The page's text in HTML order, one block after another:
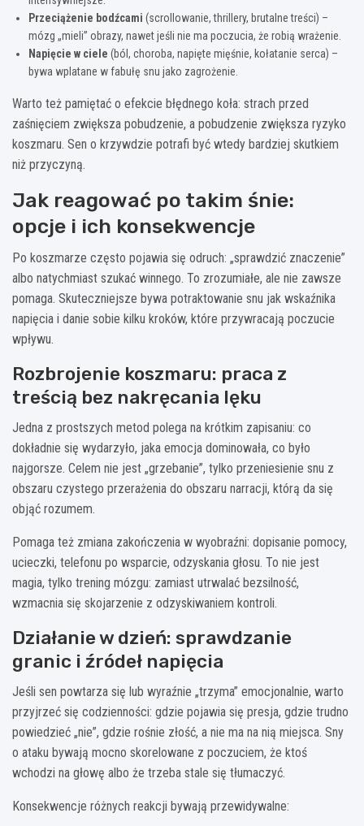
Przeciążenie bodźcami (scrollowanie, thrillery, brutalne treści) –
mózg „mieli” obrazy, nawet jeśli nie ma poczucia, że robią wrażenie.
Napięcie w ciele (ból, choroba, napięte mięśnie, kołatanie serca) –
bywa wplatane w fabułę snu jako zagrożenie.
Warto też pamiętać o efekcie błędnego koła: strach przed
zaśnięciem zwiększa pobudzenie, a pobudzenie zwiększa ryzyko
koszmaru. Sen o krzywdzie potrafi być wtedy bardziej skutkiem
niż przyczyną.
Jak reagować po takim śnie:
opcje i ich konsekwencje
Po koszmarze często pojawia się odruch: „sprawdzić znaczenie”
albo natychmiast szukać winnego. To zrozumiałe, ale nie zawsze
pomaga. Skuteczniejsze bywa potraktowanie snu jak wskaźnika
napięcia i danie sobie kilku kroków, które przywracają poczucie
wpływu.
Rozbrojenie koszmaru: praca z
treścią bez nakręcania lęku
Jedna z prostszych metod polega na krótkim zapisaniu: co
dokładnie się wydarzyło, jaka emocja dominowała, co było
najgorsze. Celem nie jest „grzebanie”, tylko przeniesienie snu z
obszaru czystego przerażenia do obszaru narracji, którą da się
objąć rozumem.
Pomaga też zmiana zakończenia w wyobraźni: dopisanie pomocy,
ucieczki, telefonu po wsparcie, odzyskania głosu. To nie jest
magia, tylko trening mózgu: zamiast utrwalać bezsilność,
wzmacnia się skojarzenie z odzyskiwaniem kontroli.
Działanie w dzień: sprawdzanie
granic i źródeł napięcia
Jeśli sen powtarza się lub wyraźnie „trzyma” emocjonalnie, warto
przyjrzeć się codzienności: gdzie pojawia się presja, gdzie trudno
powiedzieć „nie”, gdzie rośnie złość, a nie ma na nią miejsca. Sny
o ataku bywają mocno skorelowane z poczuciem, że ktoś
wchodzi na głowę albo że trzeba stale się tłumaczyć.
Konsekwencje różnych reakcji bywają przewidywalne: